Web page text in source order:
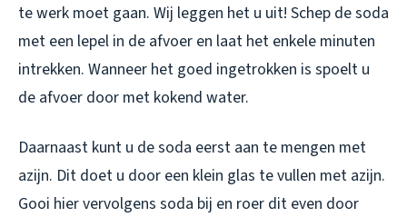
te werk moet gaan. Wij leggen het u uit! Schep de soda
met een lepel in de afvoer en laat het enkele minuten
intrekken. Wanneer het goed ingetrokken is spoelt u
de afvoer door met kokend water.
Daarnaast kunt u de soda eerst aan te mengen met
azijn. Dit doet u door een klein glas te vullen met azijn.
Gooi hier vervolgens soda bij en roer dit even door